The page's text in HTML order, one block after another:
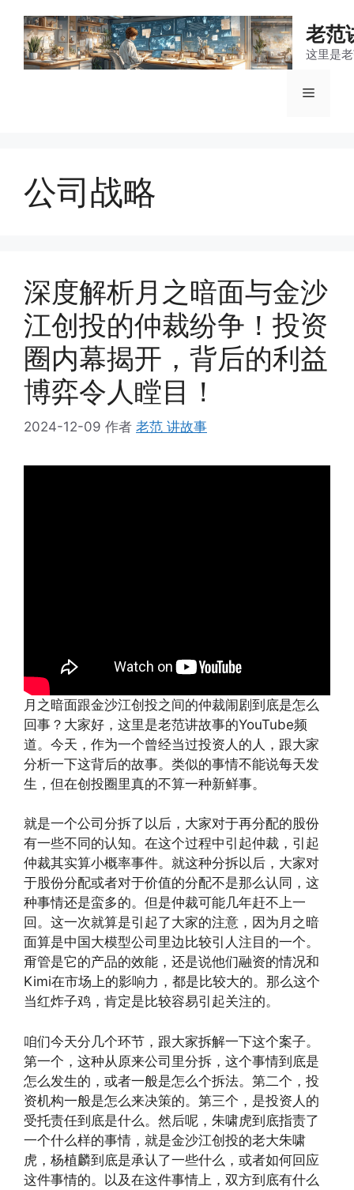
老范
这里是
菜
公司战略
深度解析月之暗面与金沙
江创投的仲裁纷争！投资
圈内幕揭开，背后的利益
博弈令人瞠目！
2024-12-09 作者 老范 讲故事
月之暗面跟金沙江创投之间的仲裁闹剧到底是怎么
回事？大家好，这里是老范讲故事的YouTube频
道。今天，作为一个曾经当过投资人的人，跟大家
分析一下这背后的故事。类似的事情不能说每天发
生，但在创投圈里真的不算一种新鲜事。
就是一个公司分拆了以后，大家对于再分配的股份
有一些不同的认知。在这个过程中引起仲裁，引起
仲裁其实算小概率事件。就这种分拆以后，大家对
于股份分配或者对于价值的分配不是那么认同，这
种事情还是蛮多的。但是仲裁可能几年赶不上一
回。这一次就算是引起了大家的注意，因为月之暗
面算是中国大模型公司里边比较引人注目的一个。
甭管是它的产品的效能，还是说他们融资的情况和
Kimi在市场上的影响力，都是比较大的。那么这个
当红炸子鸡，肯定是比较容易引起关注的。
咱们今天分几个环节，跟大家拆解一下这个案子。
第一个，这种从原来公司里分拆，这个事情到底是
怎么发生的，或者一般是怎么个拆法。第二个，投
资机构一般是怎么来决策的。第三个，是投资人的
受托责任到底是什么。然后呢，朱啸虎到底指责了
一个什么样的事情，就是金沙江创投的老大朱啸
虎，杨植麟到底是承认了一些什么，或者如何回应
这件事情的。以及在这件事情上，双方到底有什么